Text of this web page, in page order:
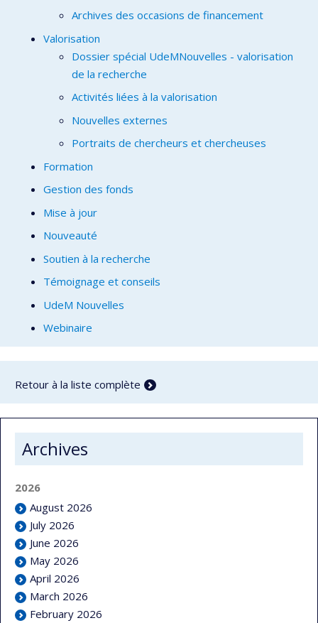
Archives des occasions de financement
Valorisation
Dossier spécial UdeMNouvelles - valorisation
de la recherche
Activités liées à la valorisation
Nouvelles externes
Portraits de chercheurs et chercheuses
Formation
Gestion des fonds
Mise à jour
Nouveauté
Soutien à la recherche
Témoignage et conseils
UdeM Nouvelles
Webinaire
Retour à la liste complète
Archives
2026
August 2026
July 2026
June 2026
May 2026
April 2026
March 2026
February 2026